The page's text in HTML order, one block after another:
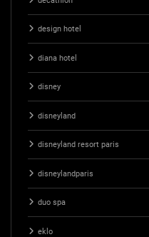
design hotel
diana hotel
disney
disneyland
disneyland resort paris
disneylandparis
duo spa
eklo